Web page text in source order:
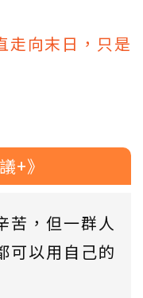
走向末日，只是
+》
苦，但一群人
可以用自己的